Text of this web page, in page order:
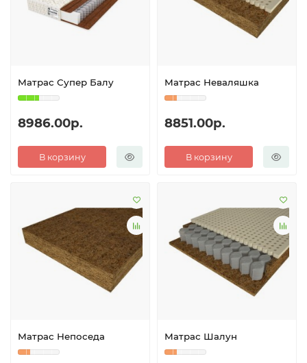
Матрас Супер Балу
8986.00р.
В корзину
Матрас Неваляшка
8851.00р.
В корзину
Матрас Непоседа Матрас Шалун